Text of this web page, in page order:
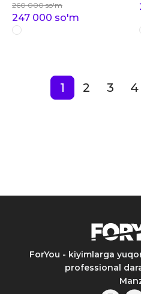
260 000 so'm
247 000 so'm
1 2 3 4
ForYou - kiyimlarga
professional